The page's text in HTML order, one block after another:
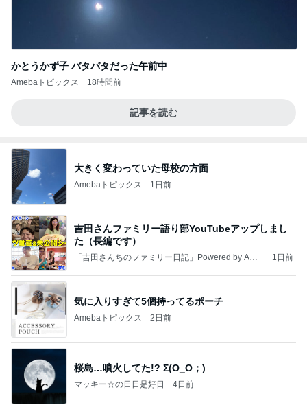
かとうかず子 バタバタだった午前中
Amebaトピックス 18時間前
記事を読む
大きく変わっていた母校の方面
Amebaトピックス 1日前
吉田さんファミリー語り部YouTubeアップしまし
た（長編です）
「吉田さんちのファミリー日記」Powered by Ame
1日前
気に入りすぎて5個持ってるポーチ
Amebaトピックス 2日前
桜島…噴火してた!? Σ(O_O；)
マッキー☆の日日是好日 4日前